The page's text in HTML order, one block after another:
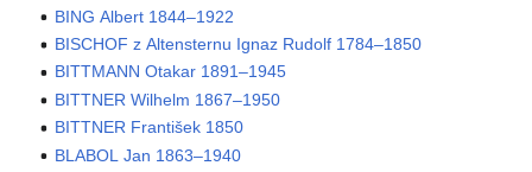
BING Albert 1844–1922
BISCHOF z Altensternu Ignaz Rudolf 1784–1850
BITTMANN Otakar 1891–1945
BITTNER Wilhelm 1867–1950
BITTNER František 1850
BLABOL Jan 1863–1940